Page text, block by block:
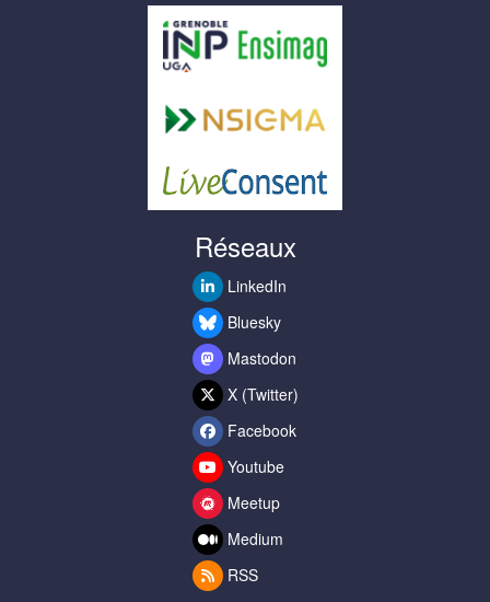
Réseaux
LinkedIn
Bluesky
Mastodon
X (Twitter)
Facebook
Youtube
Meetup
Medium
RSS